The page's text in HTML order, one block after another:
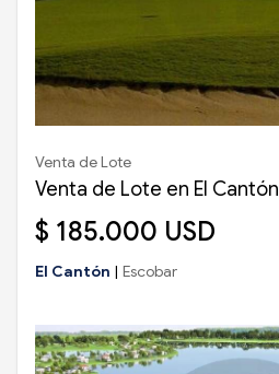
Venta de Lote
Venta de Lote en El Cantón
$ 185.000 USD
El Cantón | Escobar